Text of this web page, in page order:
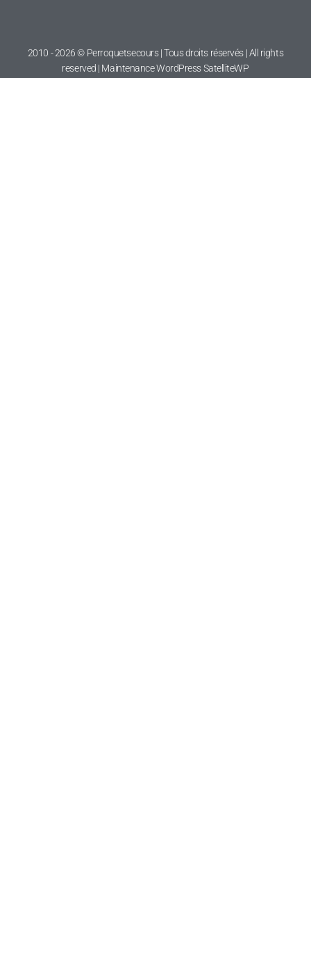
2010 - 2026 © Perroquetsecours | Tous droits réservés | All rights
reserved | Maintenance WordPressSatelliteWP